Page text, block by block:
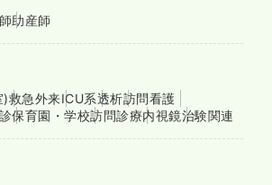
助産師
)救急外来ICU系透析訪問看護
保育園・学校訪問診療内視鏡治験関連